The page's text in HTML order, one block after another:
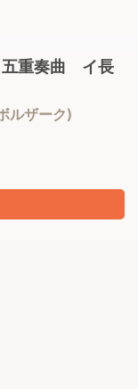
五重奏曲 イ長
ルザーク)